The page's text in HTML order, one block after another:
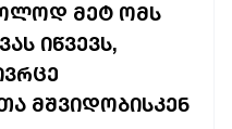
ᲛᲔᲢ ᲝᲛᲡ
ᲘᲬᲕᲔᲕᲡ,
ᲛᲨᲕᲘᲓᲝᲑᲘᲡᲙᲔᲜ